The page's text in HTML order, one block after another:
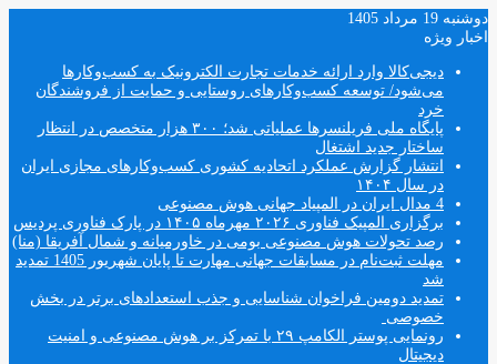
دوشنبه 19 مرداد 1405
اخبار ویژه
دیجی‌کالا وارد ارائه خدمات تجارت الکترونیک به کسب‌وکارها
می‌شود/ توسعه کسب‌وکارهای روستایی و حمایت از فروشندگان
خرد
پایگاه ملی فریلنسرها عملیاتی شد؛ ۳۰۰ هزار متخصص در انتظار
ساختار جدید اشتغال
انتشار گزارش عملکرد اتحادیه کشوری کسب‌وکارهای مجازی ایران
در سال ۱۴۰۴
4 مدال ایران در المپیاد جهانی هوش مصنوعی
برگزاری المپیک فناوری ۲۰۲۶ مهرماه ۱۴۰۵ در پارک فناوری پردیس
رصد تحولات هوش مصنوعی بومی در خاورمیانه و شمال آفریقا (منا)
مهلت ثبت‌نام در مسابقات جهانی مهارت تا پایان شهریور 1405 تمدید
شد
تمدید دومین فراخوان شناسایی و جذب استعدادهای برتر در بخش
خصوصی
رونمایی پوستر الکامپ ۲۹ با تمرکز بر هوش مصنوعی و امنیت
دیجیتال